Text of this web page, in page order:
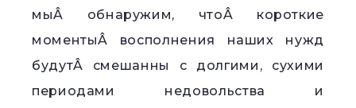
мыÂ обнаружим, чтоÂ короткие
моментыÂ восполнения наших нужд
будутÂ смешанны с долгими, сухими
периодами недовольства и